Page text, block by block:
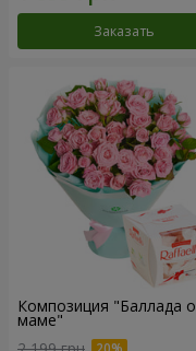
Заказать
Композиция "Баллада о
маме"